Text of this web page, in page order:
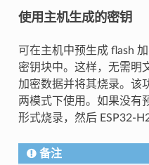
使用主机生成的密钥
可在主机中预生成 flash
密钥块中。这样，无需明
加密数据并将其烧录。该
两模式下使用。如果没有
形式烧录，然后 ESP32-
备注